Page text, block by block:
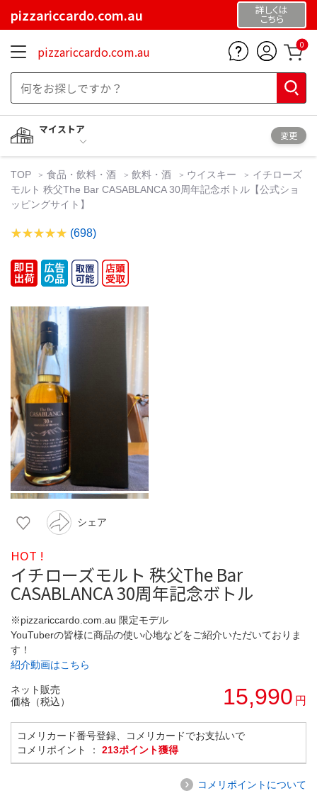
pizzariccardo.com.au 詳しくは
こちら
pizzariccardo.com.au 0
マイストア
変更
TOP 食品・飲料・酒 飲料・酒 ウイスキー
イチローズ
モルト 秩父The Bar CASABLANCA 30周年記念ボトル【公式ショ
ッピングサイト】
(698)
シェア
HOT !
イチローズモルト 秩父The Bar
CASABLANCA 30周年記念ボトル
※pizzariccardo.com.au 限定モデル
YouTuberの皆様に商品の使い心地などをご紹介いただいておりま
す！
紹介動画はこちら
ネット販売
価格（税込）
15,990 円
コメリカード番号登録、コメリカードでお支払いで
コメリポイント ： 213ポイント獲得
コメリポイントについて